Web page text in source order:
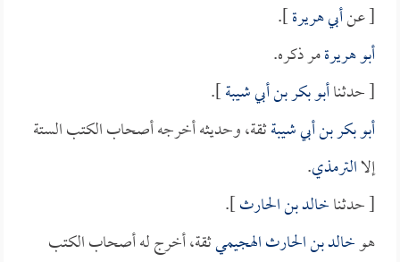
[ عنأبي هريرة].
أبو هريرةمر ذكره.
[ حدثناأبو بكر بن أبي شيبة].
أبو بكر بن أبي شيبةثقة، وحديثه أخرجه أصحاب الكتب الستة
إلاالترمذي.
[ حدثناخالد بن الحارث].
هوخالد بن الحارث الهجيميثقة، أخرج له أصحاب الكتب